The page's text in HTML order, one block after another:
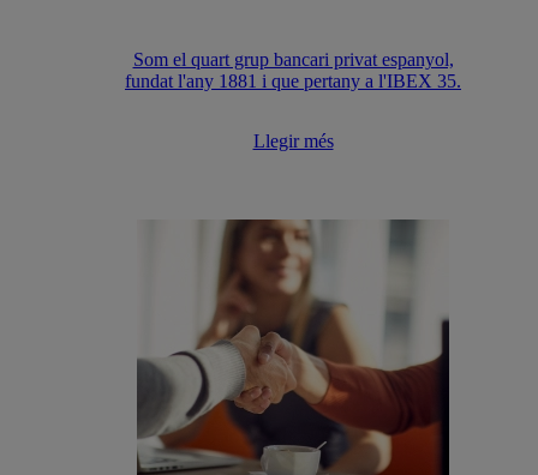
Som el quart grup bancari privat espanyol,
fundat l'any 1881 i que pertany a l'IBEX 35.
Llegir més